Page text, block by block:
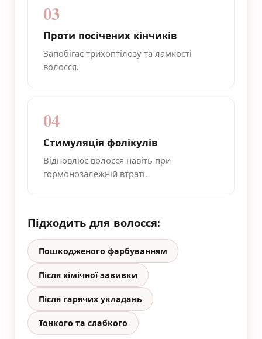
03
Проти посічених кінчиків
Запобігає трихоптілозу та ламкості
волосся.
04
Стимуляція фолікулів
Відновлює волосся навіть при
гормонозалежній втраті.
Підходить для волосся:
Пошкодженого фарбуванням
Після хімічної завивки
Після гарячих укладань
Тонкого та слабкого